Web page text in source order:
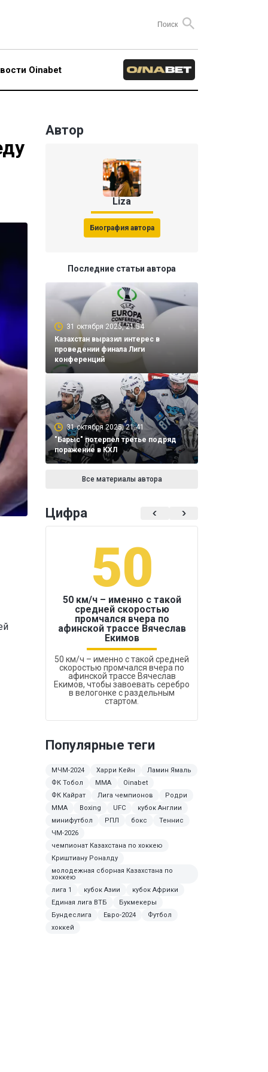
Oinabet
Автор
Liza
Биография автора
Последние статьи автора
31 октября 2025, 21:54
Казахстан выразил интерес в
проведении финала Лиги
конференций
31 октября 2025, 21:41
"Барыс" потерпел третье подряд
поражение в КХЛ
Все материалы автора
Цифра
50
50 км/ч – именно с такой
средней скоростью
промчался вчера по
афинской трассе Вячеслав
Екимов
50 км/ч – именно с такой средней
скоростью промчался вчера по
афинской трассе Вячеслав
Екимов, чтобы завоевать серебро
в велогонке с раздельным
стартом.
Популярные теги
МЧМ-2024 Харри Кейн
Ламин Ямаль
ФК Тобол
MMA
Oinabet
ФК Кайрат
Лига чемпионов
Родри
ММА
Boxing UFC
кубок Англии
минифутбол
РПЛ бокс
Теннис
ЧМ-2026
чемпионат Казахстана по хоккею
Криштиану Роналду
молодежная сборная Казахстана по
хоккею
лига 1
кубок Азии
кубок Африки
Единая лига ВТБ
Букмекеры
Бундеслига
Евро-2024
Футбол
хоккей